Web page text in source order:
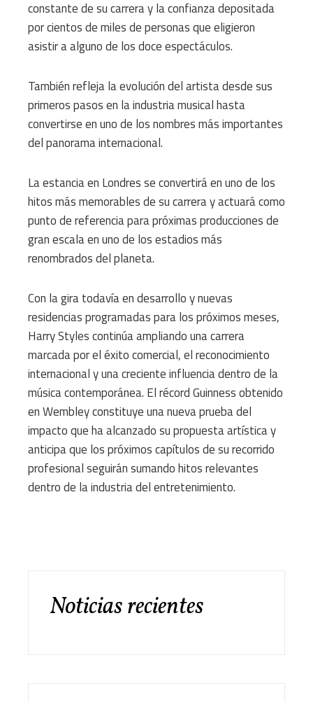
constante de su carrera y la confianza depositada
por cientos de miles de personas que eligieron
asistir a alguno de los doce espectáculos.
También refleja la evolución del artista desde sus
primeros pasos en la industria musical hasta
convertirse en uno de los nombres más importantes
del panorama internacional.
La estancia en Londres se convertirá en uno de los
hitos más memorables de su carrera y actuará como
punto de referencia para próximas producciones de
gran escala en uno de los estadios más
renombrados del planeta.
Con la gira todavía en desarrollo y nuevas
residencias programadas para los próximos meses,
Harry Styles continúa ampliando una carrera
marcada por el éxito comercial, el reconocimiento
internacional y una creciente influencia dentro de la
música contemporánea. El récord Guinness obtenido
en Wembley constituye una nueva prueba del
impacto que ha alcanzado su propuesta artística y
anticipa que los próximos capítulos de su recorrido
profesional seguirán sumando hitos relevantes
dentro de la industria del entretenimiento.
Noticias recientes